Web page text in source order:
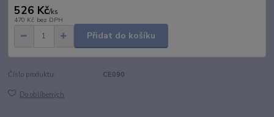
526 Kč/ks
470 Kč bez DPH
Přidat do košíku
Číslo produktu: CE090
Do oblíbených